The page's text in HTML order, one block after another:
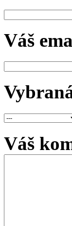
Váš
Váš